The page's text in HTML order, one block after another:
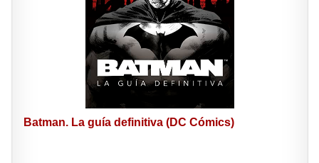
Batman. La guía definitiva (DC Cómics)